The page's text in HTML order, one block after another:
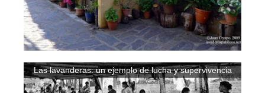
Las lavanderas: un ejemplo de lucha y supervivencia